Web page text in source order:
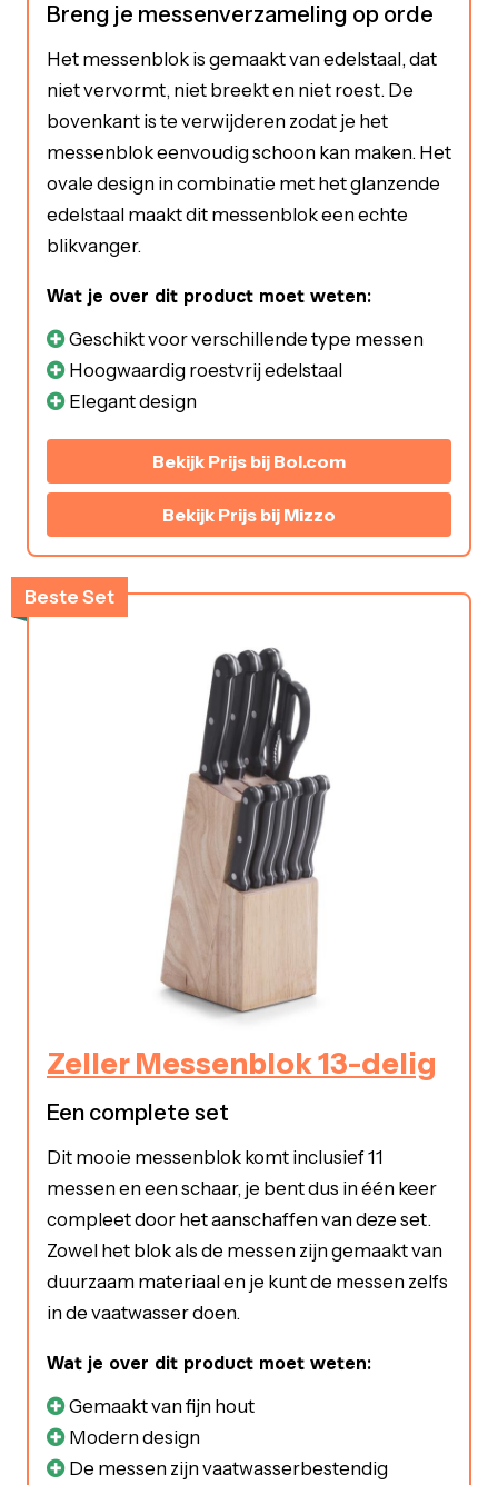
Breng je messenverzameling op orde
Het messenblok is gemaakt van edelstaal, dat
niet vervormt, niet breekt en niet roest. De
bovenkant is te verwijderen zodat je het
messenblok eenvoudig schoon kan maken. Het
ovale design in combinatie met het glanzende
edelstaal maakt dit messenblok een echte
blikvanger.
Wat je over dit product moet weten:
Geschikt voor verschillende type messen
Hoogwaardig roestvrij edelstaal
Elegant design
Bekijk Prijs bij Bol.com
Bekijk Prijs bij Mizzo
Beste Set
Zeller Messenblok 13-delig
Een complete set
Dit mooie messenblok komt inclusief 11
messen en een schaar, je bent dus in één keer
compleet door het aanschaffen van deze set.
Zowel het blok als de messen zijn gemaakt van
duurzaam materiaal en je kunt de messen zelfs
in de vaatwasser doen.
Wat je over dit product moet weten:
Gemaakt van fijn hout
Modern design
De messen zijn vaatwasserbestendig